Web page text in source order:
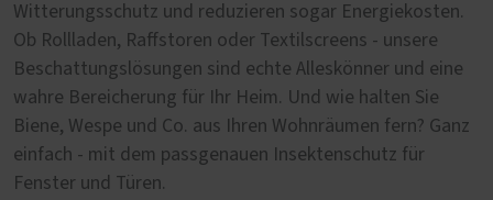
Witterungsschutz und reduzieren sogar Energiekosten.
Ob Rollladen, Raffstoren oder Textilscreens - unsere
Beschattungslösungen sind echte Alleskönner und eine
wahre Bereicherung für Ihr Heim. Und wie halten Sie
Biene, Wespe und Co. aus Ihren Wohnräumen fern? Ganz
einfach - mit dem passgenauen Insektenschutz für
Fenster und Türen.